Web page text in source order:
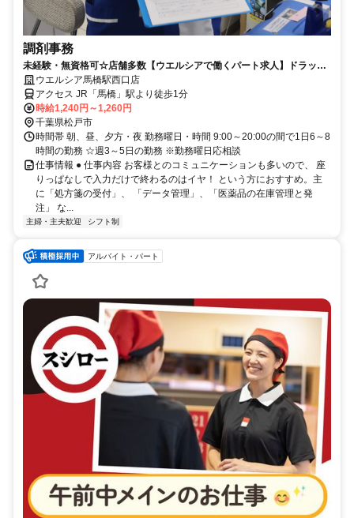
調剤事務
未経験・無資格可☆店舗多数【ウエルシアで働くパート求人】ドラッグ
ストアの調剤事務
ウエルシア馬橋駅西口店
アクセス JR「馬橋」駅より徒歩1分
時給1,240円～1,260円
千葉県松戸市
時間帯 朝、昼、夕方・夜 勤務曜日・時間 9:00～20:00の間で1日6～8
時間の勤務 ☆週3～5日の勤務 ※勤務曜日応相談
仕事情報 ● 仕事内容 お客様とのコミュニケーションも多いので、 座
りっぱなしで入力だけで終わるのはイヤ！ という方におすすめ。主
に「処方箋の受付」、 「データ管理」、「医薬品の在庫管理と発
注」 な...
主婦・主夫歓迎 シフト制
アルバイト・パート